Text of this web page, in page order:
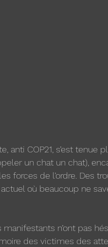
anti COP21, s’est tenue
un chat un chat),
forces de l’ordre. Des
où beaucoup ne
manifestants n’ont pas
des victimes des